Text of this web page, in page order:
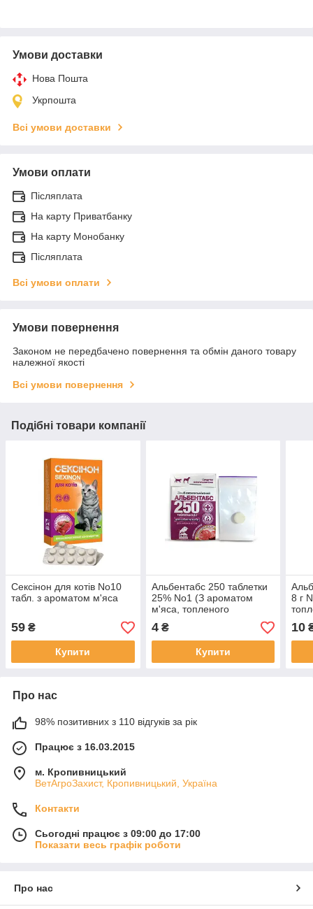
Умови доставки
Нова Пошта
Укрпошта
Всі умови доставки
Умови оплати
Післяплата
На карту Приватбанку
На карту Монобанку
Післяплата
Всі умови оплати
Умови повернення
Законом не передбачено повернення та обмін даного товару
належної якості
Всі умови повернення
Подібні товари компанії
Сексінон для котів No10
табл. з ароматом м'яса
59 ₴
Купити
Альбентабс 250 таблетки
25% No1 (З ароматом
м'яса, топленого
молоком)
4₴
Купити
8 г
10
Про нас
98% позитивних з 110 відгуків за рік
Працює з 16.03.2015
м. Кропивницький
ВетАгроЗахист, Кропивницький, Україна
Контакти
Сьогодні працює з 09:00 до 17:00
Показати весь графік роботи
Про нас